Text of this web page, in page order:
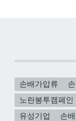
손배가압류
노란봉투캠페인
유성기업
손